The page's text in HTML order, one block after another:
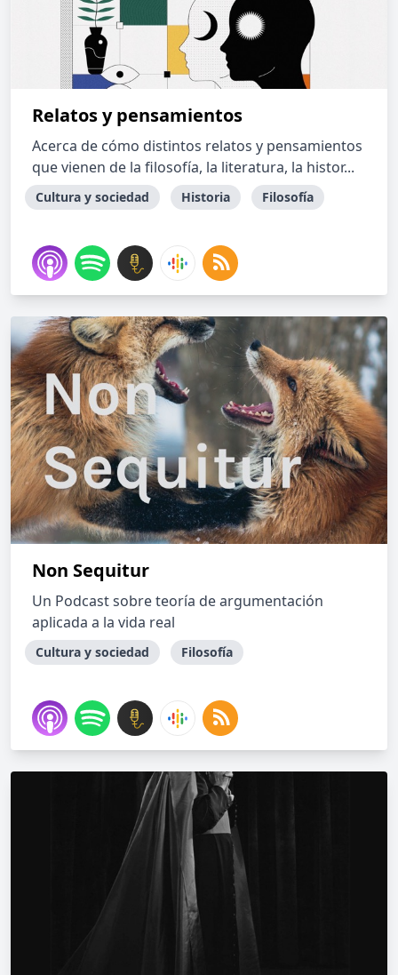
Relatos y pensamientos
Acerca de cómo distintos relatos y pensamientos
que vienen de la filosofía, la literatura, la histor...
Cultura y sociedad Historia Filosofía
Non Sequitur
Un Podcast sobre teoría de argumentación
aplicada a la vida real
Cultura y sociedad Filosofía